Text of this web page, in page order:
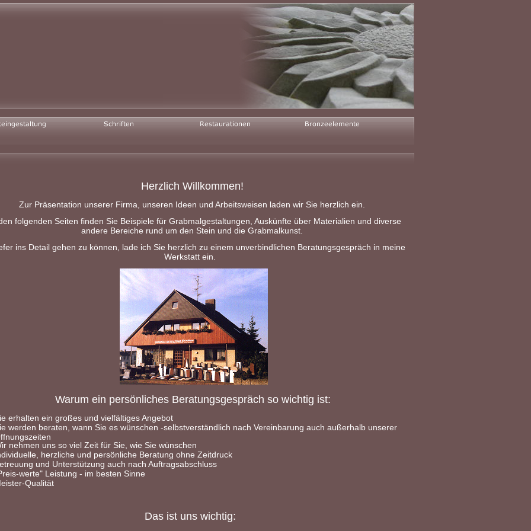
Herzlich Willkommen!
Zur Präsentation unserer Firma, unseren Ideen und Arbeitsweisen laden wir Sie herzlich ein.
folgenden Seiten finden Sie Beispiele für Grabmalgestaltungen, Auskünfte über Materialien und diverse
andere Bereiche rund um den Stein und die Grabmalkunst.
ins Detail gehen zu können, lade ich Sie herzlich zu einem unverbindlichen Beratungsgespräch in meine
Werkstatt ein.
Warum ein persönliches Beratungsgespräch so wichtig ist:
erhalten ein großes und vielfältiges Angebot
werden beraten, wann Sie es wünschen -selbstverständlich nach Vereinbarung auch außerhalb unserer
nehmen uns so viel Zeit für Sie, wie Sie wünschen
herzliche und persönliche Beratung ohne Zeitdruck
und Unterstützung auch nach Auftragsabschluss
werte" Leistung - im besten Sinne
Qualität
Das ist uns wichtig: